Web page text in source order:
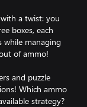
a twist: you
boxes, each
while managing
of ammo!
and puzzle
Which ammo
strategy?